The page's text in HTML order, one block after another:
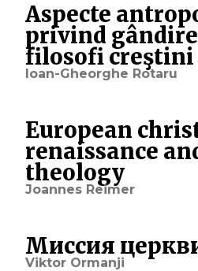
Aspecte
privind
filosofi creştini
Ioan-Gheorghe Rotaru
European
renaissance
theology
Joannes Reimer
Миссия
Viktor Ormanji